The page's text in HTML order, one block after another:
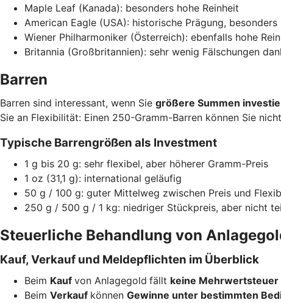
Maple Leaf (Kanada): besonders hohe Reinheit
American Eagle (USA): historische Prägung,
Wiener Philharmoniker (Österreich): ebenfalls hohe
Britannia (Großbritannien): sehr wenig Fälschungen
Barren
Barren sind interessant, wenn Sie größere Summen
Sie an Flexibilität: Einen 250-Gramm-Barren können Sie
Typische Barrengrößen als Investment
1 g bis 20 g: sehr flexibel, aber höherer Gramm-Preis
1 oz (31,1 g): international geläufig
50 g / 100 g: guter Mittelweg zwischen Preis und
250 g / 500 g / 1 kg: niedriger Stückpreis, aber nicht
Steuerliche Behandlung von
Kauf, Verkauf und Meldepflichten im Überblick
Beim Kauf von Anlagegold fällt keine Mehrwertsteuer
Beim Verkauf können Gewinne unter bestimmten